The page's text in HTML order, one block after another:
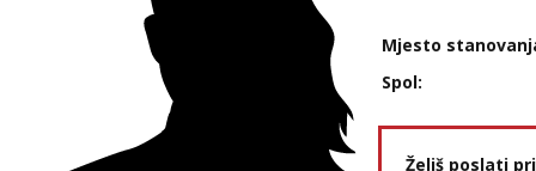
Mjesto
Spol:
Želiš poslati